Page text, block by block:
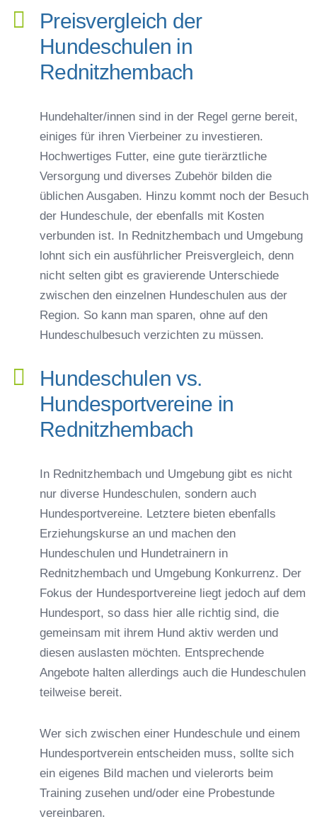
Preisvergleich der
Hundeschulen in
Rednitzhembach
Hundehalter/innen sind in der Regel gerne bereit,
einiges für ihren Vierbeiner zu investieren.
Hochwertiges Futter, eine gute tierärztliche
Versorgung und diverses Zubehör bilden die
üblichen Ausgaben. Hinzu kommt noch der Besuch
der Hundeschule, der ebenfalls mit Kosten
verbunden ist. In Rednitzhembach und Umgebung
lohnt sich ein ausführlicher Preisvergleich, denn
nicht selten gibt es gravierende Unterschiede
zwischen den einzelnen Hundeschulen aus der
Region. So kann man sparen, ohne auf den
Hundeschulbesuch verzichten zu müssen.
Hundeschulen vs.
Hundesportvereine in
Rednitzhembach
In Rednitzhembach und Umgebung gibt es nicht
nur diverse Hundeschulen, sondern auch
Hundesportvereine. Letztere bieten ebenfalls
Erziehungskurse an und machen den
Hundeschulen und Hundetrainern in
Rednitzhembach und Umgebung Konkurrenz. Der
Fokus der Hundesportvereine liegt jedoch auf dem
Hundesport, so dass hier alle richtig sind, die
gemeinsam mit ihrem Hund aktiv werden und
diesen auslasten möchten. Entsprechende
Angebote halten allerdings auch die Hundeschulen
teilweise bereit.
Wer sich zwischen einer Hundeschule und einem
Hundesportverein entscheiden muss, sollte sich
ein eigenes Bild machen und vielerorts beim
Training zusehen und/oder eine Probestunde
vereinbaren.